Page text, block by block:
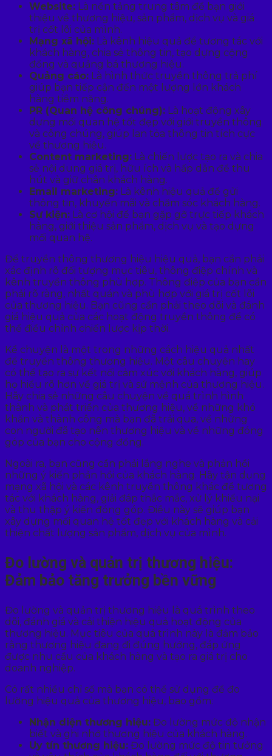
Website: Là nền tảng trung tâm để bạn giới
thiệu về thương hiệu, sản phẩm, dịch vụ và giá
trị cốt lõi của mình.
Mạng xã hội: Là kênh hiệu quả để tương tác với
khách hàng, chia sẻ thông tin, tạo dựng cộng
đồng và quảng bá thương hiệu.
Quảng cáo: Là hình thức truyền thông trả phí
giúp bạn tiếp cận đến một lượng lớn khách
hàng tiềm năng.
PR (Quan hệ công chúng): Là hoạt động xây
dựng mối quan hệ tốt đẹp với giới truyền thông
và công chúng, giúp lan tỏa thông tin tích cực
về thương hiệu.
Content marketing: Là chiến lược tạo ra và chia
sẻ nội dung giá trị, hữu ích và hấp dẫn để thu
hút và giữ chân khách hàng.
Email marketing: Là kênh hiệu quả để gửi
thông tin, khuyến mãi và chăm sóc khách hàng.
Sự kiện: Là cơ hội để bạn gặp gỡ trực tiếp khách
hàng, giới thiệu sản phẩm, dịch vụ và tạo dựng
mối quan hệ.
Để truyền thông thương hiệu hiệu quả, bạn cần phải
xác định rõ đối tượng mục tiêu, thông điệp chính và
kênh truyền thông phù hợp. Thông điệp của bạn cần
phải rõ ràng, nhất quán và phù hợp với giá trị cốt lõi
của thương hiệu. Bạn cũng cần phải theo dõi và đánh
giá hiệu quả của các hoạt động truyền thông để có
thể điều chỉnh chiến lược kịp thời.
Kể chuyện là một trong những cách hiệu quả nhất
để truyền thông thương hiệu. Một câu chuyện hay
có thể tạo ra sự kết nối cảm xúc với khách hàng, giúp
họ hiểu rõ hơn về giá trị và sứ mệnh của thương hiệu.
Hãy chia sẻ những câu chuyện về quá trình hình
thành và phát triển của thương hiệu, về những khó
khăn và thành công mà bạn đã trải qua, về những
con người đã tạo nên thương hiệu và về những đóng
góp của bạn cho cộng đồng.
Ngoài ra, bạn cũng cần phải lắng nghe và phản hồi
những ý kiến phản hồi của khách hàng. Hãy tận dụng
mạng xã hội và các kênh truyền thông khác để tương
tác với khách hàng, giải đáp thắc mắc, xử lý khiếu nại
và thu thập ý kiến đóng góp. Điều này sẽ giúp bạn
xây dựng mối quan hệ tốt đẹp với khách hàng và cải
thiện chất lượng sản phẩm, dịch vụ của mình.
Đo lường và quản trị thương hiệu:
Đảm bảo tăng trưởng bền vững
Đo lường và quản trị thương hiệu là quá trình theo
dõi, đánh giá và cải thiện hiệu quả hoạt động của
thương hiệu. Mục tiêu của quá trình này là đảm bảo
rằng thương hiệu đang đi đúng hướng, đáp ứng
được nhu cầu của khách hàng và tạo ra giá trị cho
doanh nghiệp.
Có rất nhiều chỉ số mà bạn có thể sử dụng để đo
lường hiệu quả của thương hiệu, bao gồm:
Nhận diện thương hiệu: Đo lường mức độ nhận
biết và ghi nhớ thương hiệu của khách hàng.
Uy tín thương hiệu: Đo lường mức độ tin tưởng